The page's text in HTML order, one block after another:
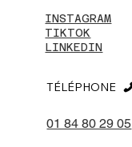
INSTAGRAM
TIKTOK
LINKEDIN
01 84 80 29 05
TÉLÉPHONE